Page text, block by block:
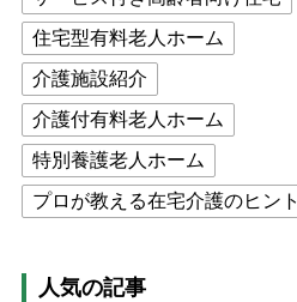
住宅型有料老人ホーム
介護施設紹介
介護付有料老人ホーム
特別養護老人ホーム
プロが教える在宅介護のヒント
高木ブー
ケアマネジャー
人気の記事